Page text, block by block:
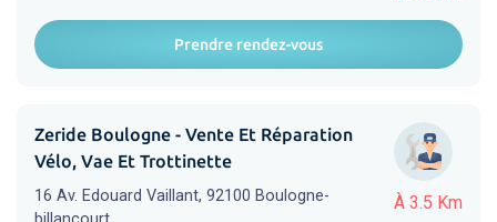
Prendre rendez-vous
À 3.5 Km
Zeride Boulogne - Vente Et Réparation
Vélo, Vae Et Trottinette
16 Av. Edouard Vaillant, 92100 Boulogne-